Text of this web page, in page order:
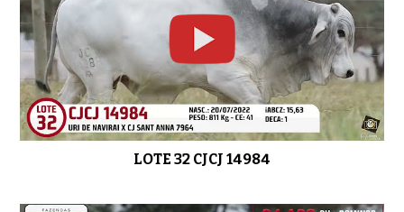
LOTE 32 CJCJ 14984